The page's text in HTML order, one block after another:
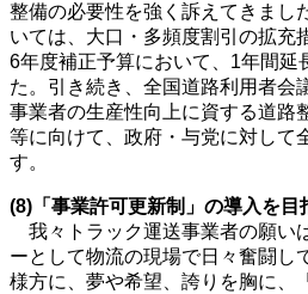
整備の必要性を強く訴えてきまし
いては、大口・多頻度割引の拡充
6年度補正予算において、1年間延
た。引き続き、全国道路利用者会
事業者の生産性向上に資する道路
等に向けて、政府・与党に対して
す。
(8)「事業許可更新制」の導入を目
我々トラック運送事業者の願い
ーとして物流の現場で日々奮闘し
様方に、夢や希望、誇りを胸に、